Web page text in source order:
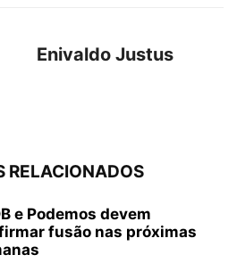
Enivaldo Justus
RELACIONADOS
e Podemos devem
fusão nas próximas